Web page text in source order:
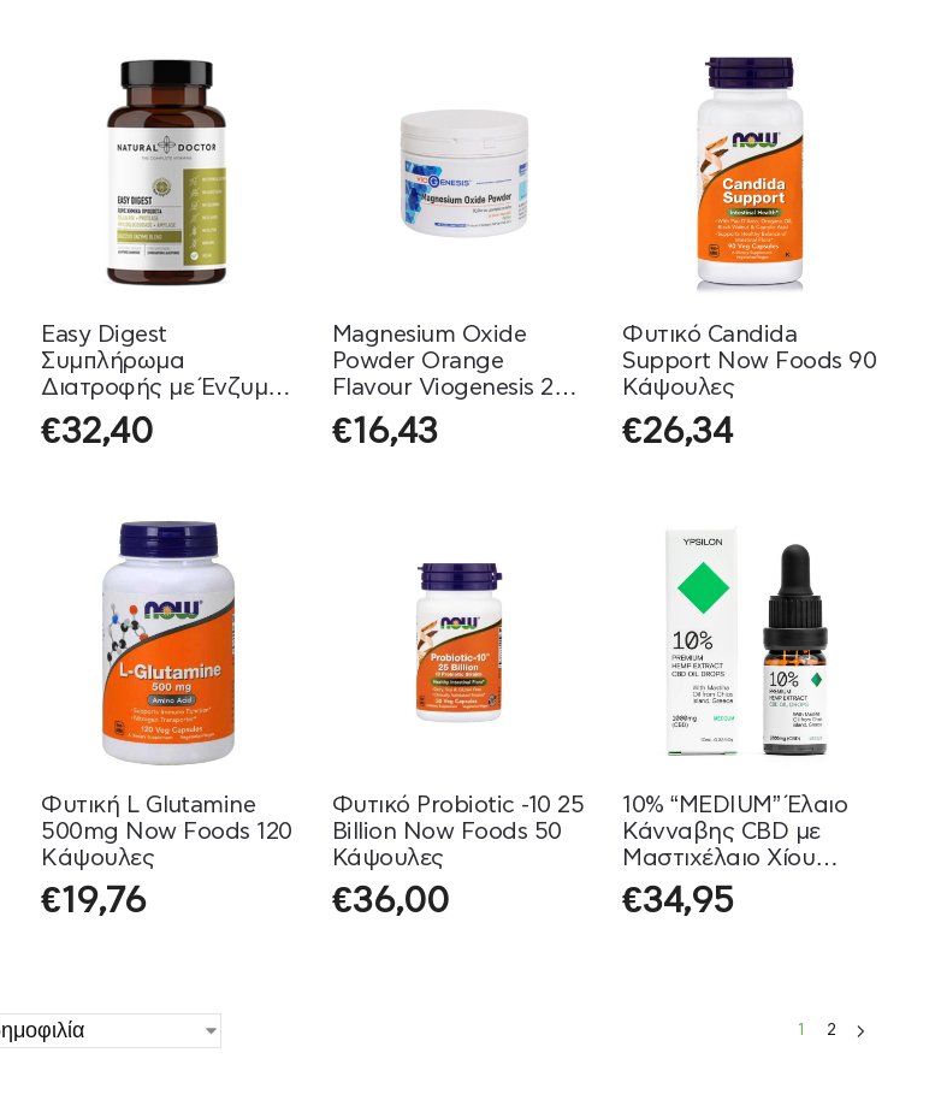
Easy Digest
Συμπλήρωμα
Διατροφής με Ένζυμα
Natural Doctor 60
Κάψουλες
€32,40
Magnesium Oxide
Powder Orange
Flavour Viogenesis 230
gr
€16,43
Φυτικό Candida
Support Now Foods 90
Κάψουλες
€26,34
Φυτική L Glutamine
500mg Now Foods 120
Kάψουλες
€19,76
Φυτικό Probiotic -10 25
Billion Now Foods 50
Κάψουλες
€36,00
10% “MEDIUM” Έλαιο
Κάνναβης CBD με
Μαστιχέλαιο Χίου
(1000mg) Ypsilon 10ml
€34,95
1 2